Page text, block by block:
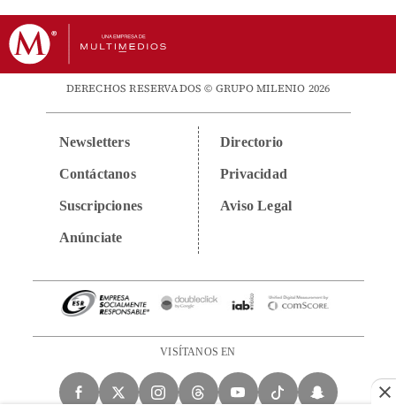
DERECHOS RESERVADOS © GRUPO MILENIO 2026
Newsletters
Contáctanos
Suscripciones
Anúnciate
Directorio
Privacidad
Aviso Legal
VISÍTANOS EN